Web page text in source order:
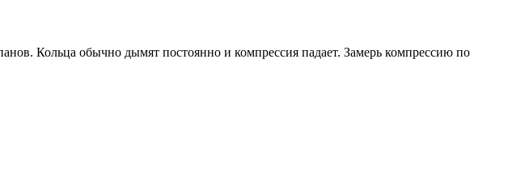
Кольца обычно дымят постоянно и компрессия падает. Замерь компрессию по